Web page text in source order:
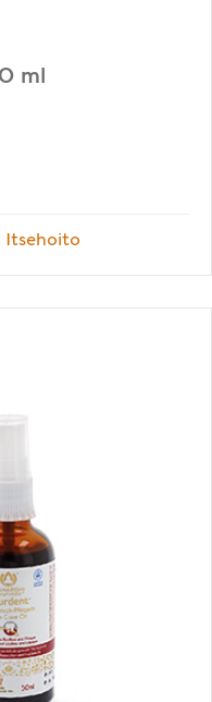
ml
Itsehoito